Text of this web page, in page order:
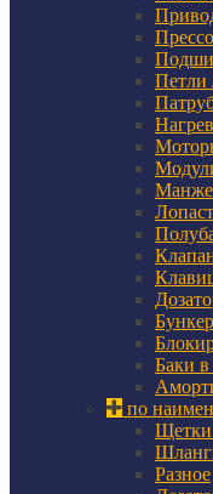
Петли
Баки в
по
Щетки
Разное